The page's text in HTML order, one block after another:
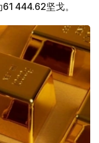
444.62坚戈。